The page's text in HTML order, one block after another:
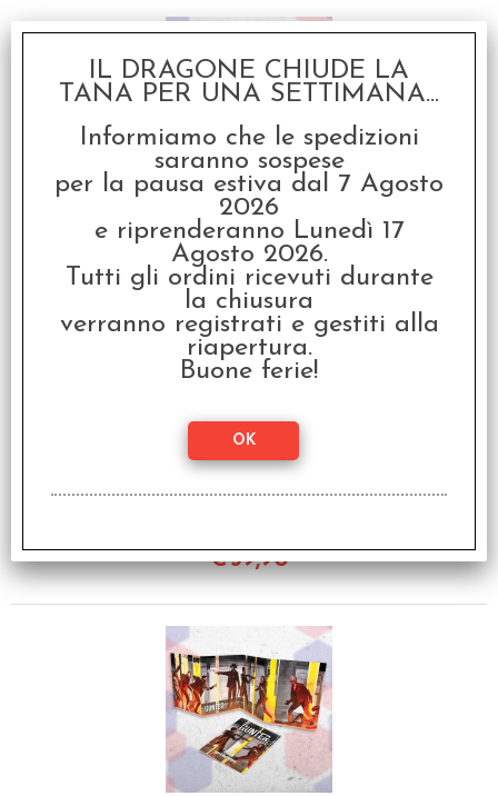
Werewolf L’Apocalisse -
Sussidi per il Narratore
€24,90
€59,90
IL DRAGONE CHIUDE LA
TANA PER UNA SETTIMANA...
Informiamo che le spedizioni
saranno sospese
per la pausa estiva dal 7 Agosto
2026
e riprenderanno Lunedì 17
Agosto 2026.
Tutti gli ordini ricevuti durante
la chiusura
verranno registrati e gestiti alla
riapertura.
Buone ferie!